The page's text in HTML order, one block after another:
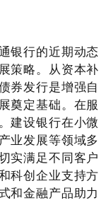
银行的近期动态
策略。从资本补
券发行是增强自
奠定基础。在服
建设银行在小微
业发展等领域多
实满足不同客户
科创企业支持方
和金融产品助力